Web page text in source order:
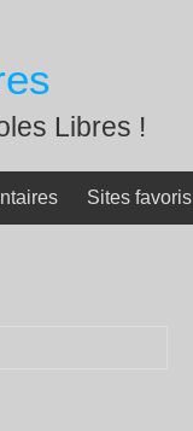
Libres !
Sites favoris